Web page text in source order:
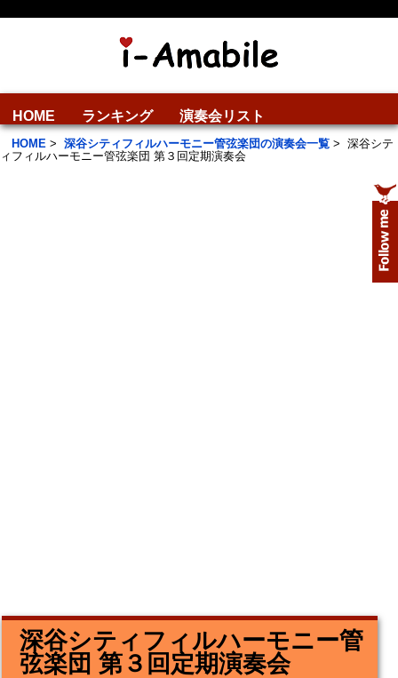
HOME ランキング 演奏会リスト
HOME > 深谷シティフィルハーモニー管弦楽団の演奏会一覧 > 深谷シテ
ィフィルハーモニー管弦楽団 第３回定期演奏会
深谷シティフィルハーモニー管
弦楽団 第３回定期演奏会